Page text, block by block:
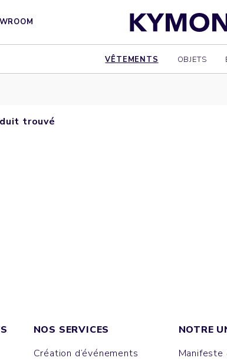
VÊTEMENTS OBJETS
trouvé
NOS SERVICES
Création d’événements
NOTRE
Manifeste